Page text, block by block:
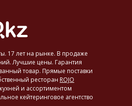
17 лет на рынке. В продаже
Лучшие цены. Гарантия
товар. Прямые поставки
ресторан ROJO
и ассортиментом
кейтеринговое агентство